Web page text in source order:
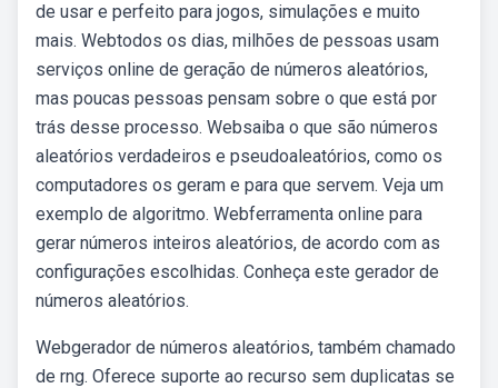
de usar e perfeito para jogos, simulações e muito
mais. Webtodos os dias, milhões de pessoas usam
serviços online de geração de números aleatórios,
mas poucas pessoas pensam sobre o que está por
trás desse processo. Websaiba o que são números
aleatórios verdadeiros e pseudoaleatórios, como os
computadores os geram e para que servem. Veja um
exemplo de algoritmo. Webferramenta online para
gerar números inteiros aleatórios, de acordo com as
configurações escolhidas. Conheça este gerador de
números aleatórios.
Webgerador de números aleatórios, também chamado
de rng. Oferece suporte ao recurso sem duplicatas se